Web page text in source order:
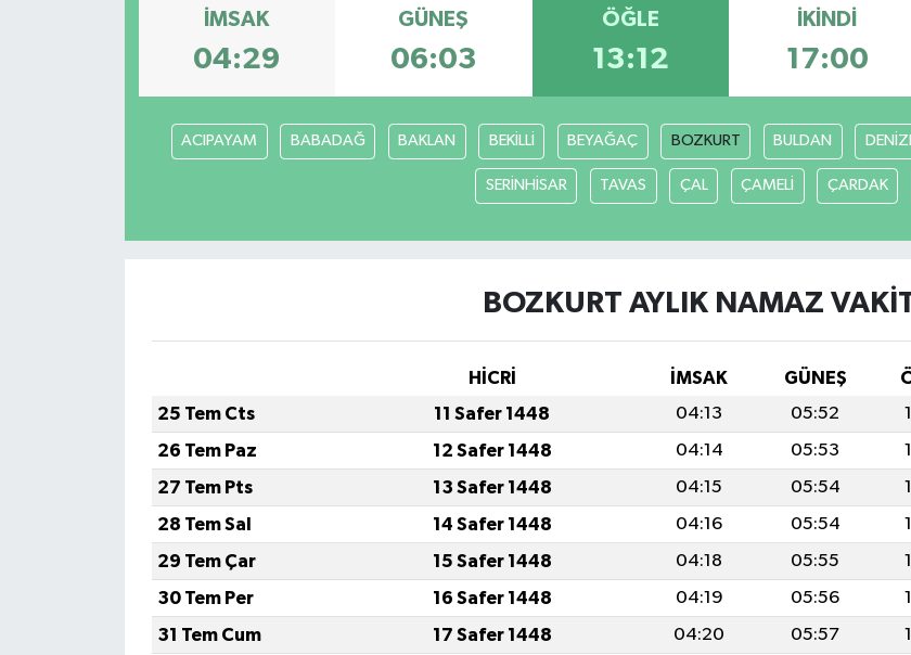
İMSAK
04:29
GÜNEŞ
06:03
ÖĞLE
13:12
İKINDI
17:00
ACIPAYAM BABADAĞ BAKLAN BEKİLLİ BEYAĞAÇ BOZKURT BULDAN
SERİNHİSAR TAVAS ÇAL ÇAMELİ ÇARDAK
BOZKURT AYLIK NAMAZ
HİCRİ İMSAK GÜNEŞ
25 Tem Cts
11 Safer 1448 04:13 05:52
26 Tem Paz
12 Safer 1448 04:14 05:53
27 Tem Pts
13 Safer 1448 04:15 05:54
28 Tem Sal
14 Safer 1448 04:16 05:54
29 Tem Çar
15 Safer 1448 04:18 05:55
30 Tem Per
16 Safer 1448 04:19 05:56
31 Tem Cum
17 Safer 1448 04:20 05:57